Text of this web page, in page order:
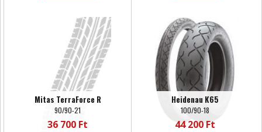
Mitas TerraForce R
90/90-21
36 700 Ft
Heidenau K65
100/90-18
44 200 Ft